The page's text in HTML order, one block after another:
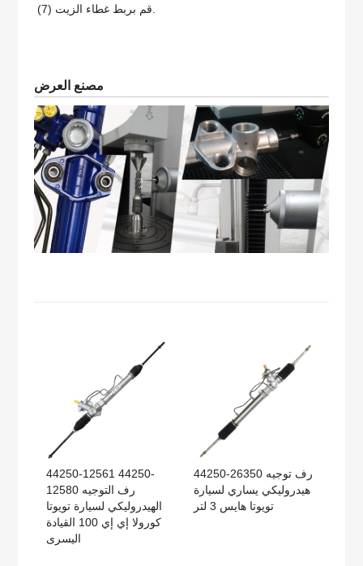
مصنع العرض
44250-12561 44250-
12580 رف التوجيه
الهيدروليكي لسيارة تويوتا
كورولا إي إي 100 القيادة
اليسرى
44250-26350 رف توجيه
هيدروليكي يساري لسيارة
تويوتا هايس 3 لتر